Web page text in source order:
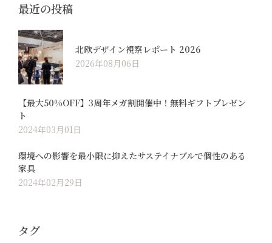
最近の投稿
北欧デザイン視察レポート 2026
2026年08月06日
【最大50%OFF】3周年メガ割開催中！無料ギフトプレゼン
ト
2024年03月01日
環境への影響を最小限に抑えたサステイナブルで個性のある
家具
2024年02月29日
タグ